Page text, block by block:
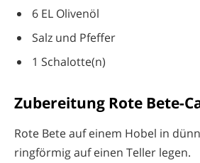
6 EL Olivenöl
Salz und Pfeffer
1 Schalotte(n)
Zubereitung Rote Bete-
Rote Bete auf einem Hobel in
ringförmig auf einen Teller legen.